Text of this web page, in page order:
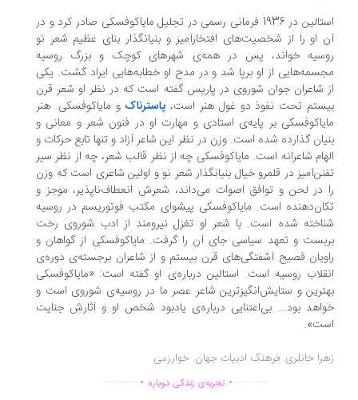
استالین در 1936 فرمانی رسمی در تجلیل مایاکوفسکی صادر کرد و در
او را از شخصیت‌های افتخارآمیز و بنیانگذار بنای عظیم شعر نو
خواند، پس در همه‌ی شهرهای کوچک و بزرگ روسیه
از او برپا شد و در مدح او خطابه‌هایی ایراد گشت. یکی
شاعران جوان شوروی در پاریس گفته است که در نظر او شعر قرن
تحت نفوذ دو غول هنر است، پاسترناکو مایاکوفسکی. هنر
بر پایه‌ی استادی و مهارت او در فنون شعر و معانی و
گذارده شده است. وزن در نظر این شاعر آزاد و تنها تابع حرکات و
شاعرانه است. مایاکوفسکی چه از نظر قالب شعر، چه از نظر سیر
در قلمرو خیال بنیانگذار شعر نو و اولین شاعری است که وزن
در لحن و توافق اصوات می‌داند، شعرش انعطاف‌ناپذیر، موجز و
است. مایاکوفسکی پیشوای مکتب فوتوریسم در روسیه
شده است. با شعر او تغزل نیرومند از ادب شوروی رخت
و تعهد سیاسی جای آن را گرفت. مایاکوفسکی از گواهان و
فصیح آشفتگی‌های قرن بیستم و از شاعران برجسته‌ی دوره‌ی
روسیه است. استالین درباره‌ی او گفته است: «مایاکوفسکی
و ستایش‌انگیزترین شاعر عصر ما در روسیه‌ی شوروی است و
بود... بی‌اعتنایی درباره‌ی یادبود شخص او و آثارش جنایت
خانلری. فرهنگ ادبیات جهان. خوارزمی
................تجربه‌ی زندگی دوباره ...............